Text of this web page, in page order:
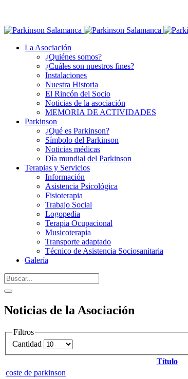
La Asociación
¿Quiénes somos?
¿Cuáles son nuestros fines?
Instalaciones
Nuestra Historia
El Rincón del Socio
Noticias de la asociación
MEMORIA DE ACTIVIDADES
Parkinson
¿Qué es Parkinson?
Símbolo del Parkinson
Noticias médicas
Día mundial del Parkinson
Terapias y Servicios
Información
Asistencia Psicológica
Fisioterapia
Trabajo Social
Logopedia
Terapia Ocupacional
Musicoterapia
Transporte adaptado
Técnico de Asistencia Sociosanitaria
Galería
Noticias de la Asociación
Filtros
Cantidad
Título
coste de parkinson